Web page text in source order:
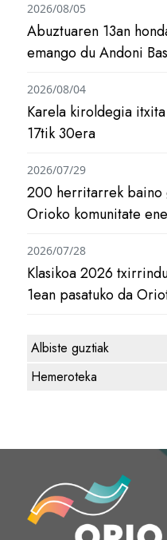
Abuztuaren 13an
emango du Andoni
2026/08/05
Karela kiroldegia
17tik 30era
2026/08/04
200 herritarrek baino
Orioko komunitate
2026/07/29
Klasikoa 2026
1ean pasatuko da
2026/07/28
Albiste guztiak
Hemeroteka